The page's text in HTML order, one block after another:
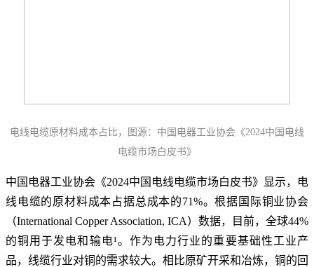
电线电缆原材料成本占比，图源：中国电器工业协会《2024中国电线
电缆市场白皮书》
中国电器工业协会《2024中国电线电缆市场白皮书》显示，电
线电缆的原材料成本占据总成本的71%。根据国际铜业协会
（International Copper Association, ICA）数据，目前，全球44%
的铜用于发电和输电¹。作为电力行业的重要基础性工业产
品，线缆行业对铜的需求较大。相比原矿开采和冶炼，铜的回